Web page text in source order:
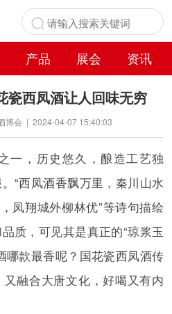
产品 展会
资讯
瓷西凤酒让人回味无穷
博会 | 2024-04-07 15:40:03
一，历史悠久，酿造工艺独
“西凤酒香飘万里，秦川山水
凤翔城外柳林优”等诗句描绘
质，可见其是真正的“琼浆玉
哪款最香呢？国花瓷西凤酒传
融合大唐文化，好喝又有内